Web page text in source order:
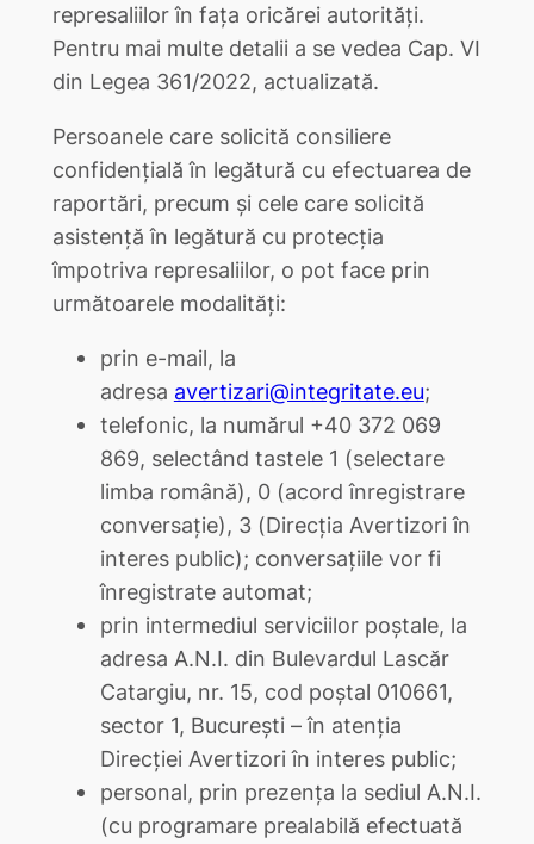
represaliilor în fața oricărei autorități.
Pentru mai multe detalii a se vedea Cap. VI
din Legea 361/2022, actualizată.
Persoanele care solicită consiliere
confidențială în legătură cu efectuarea de
raportări, precum și cele care solicită
asistență în legătură cu protecția
împotriva represaliilor, o pot face prin
următoarele modalități:
prin e-mail, la
adresa avertizari@integritate.eu;
telefonic, la numărul +40 372 069
869, selectând tastele 1 (selectare
limba română), 0 (acord înregistrare
conversație), 3 (Direcția Avertizori în
interes public); conversațiile vor fi
înregistrate automat;
prin intermediul serviciilor poștale, la
adresa A.N.I. din Bulevardul Lascăr
Catargiu, nr. 15, cod poștal 010661,
sector 1, București – în atenția
Direcției Avertizori în interes public;
personal, prin prezența la sediul A.N.I.
(cu programare prealabilă efectuată